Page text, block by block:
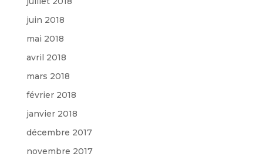
juin 2018
mai 2018
avril 2018
mars 2018
février 2018
janvier 2018
décembre 2017
novembre 2017